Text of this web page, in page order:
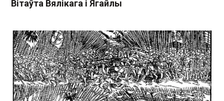
Вітаўта Вялікага і Ягайлы